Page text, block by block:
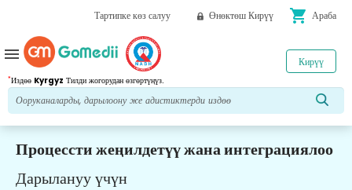
Тартипке көз салуу Өнөктөш Кирүү shopping_cart Араба
*Издөө Kyrgyz Тилди жогорудан өзгөртүңүз.
Кирүү
menu
Процессти жеңилдетүү жана интеграциялоо
Дарылануу үчүн